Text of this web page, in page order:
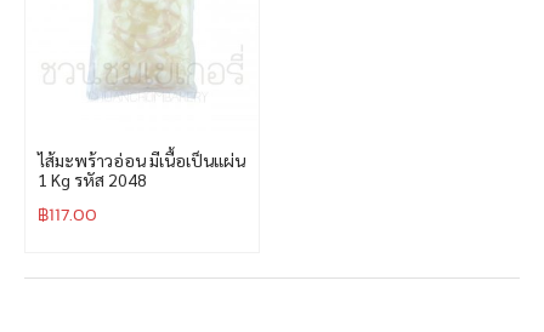
ไส้มะพร้าวอ่อน มีเนื้อเป็นแผ่น
1 Kg รหัส 2048
฿117.00